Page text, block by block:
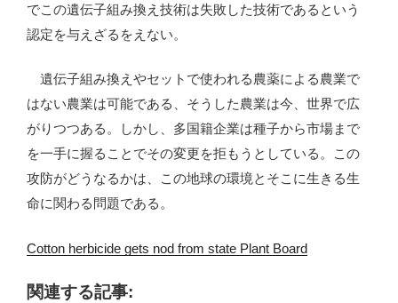
でこの遺伝子組み換え技術は失敗した技術であるという
認定を与えざるをえない。
遺伝子組み換えやセットで使われる農薬による農業で
はない農業は可能である、そうした農業は今、世界で広
がりつつある。しかし、多国籍企業は種子から市場まで
を一手に握ることでその変更を拒もうとしている。この
攻防がどうなるかは、この地球の環境とそこに生きる生
命に関わる問題である。
Cotton herbicide gets nod from state Plant Board
関連する記事: